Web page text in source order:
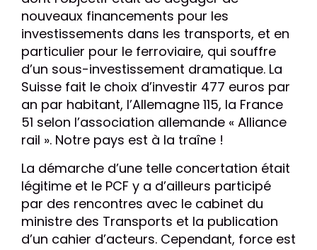
nouveaux financements pour les
investissements dans les transports, et en
particulier pour le ferroviaire, qui souffre
d’un sous-investissement dramatique. La
Suisse fait le choix d’investir 477 euros par
an par habitant, l’Allemagne 115, la France
51 selon l’association allemande « Alliance
rail ». Notre pays est à la traîne !
La démarche d’une telle concertation était
légitime et le PCF y a d’ailleurs participé
par des rencontres avec le cabinet du
ministre des Transports et la publication
d’un cahier d’acteurs. Cependant, force est